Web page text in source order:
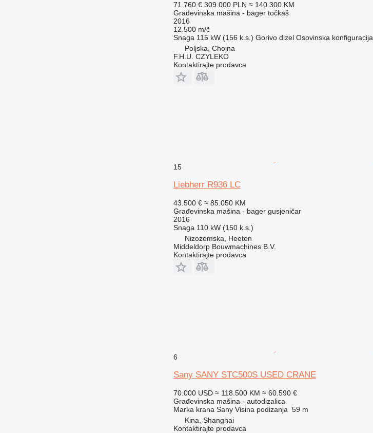
71.760 € 309.000 PLN ≈ 140.300 KM
Građevinska mašina - bager točkaš
2016
12.500 m/č
Snaga 115 kW (156 k.s.) Gorivo dizel Osovinska konfiguracija
Poljska, Chojna
F.H.U. CZYLEKO
Kontaktirajte prodavca
15
Liebherr R936 LC
43.500 € ≈ 85.050 KM
Građevinska mašina - bager gusjeničar
2016
Snaga 110 kW (150 k.s.)
Nizozemska, Heeten
Middeldorp Bouwmachines B.V.
Kontaktirajte prodavca
6
Sany SANY STC500S USED CRANE
70.000 USD ≈ 118.500 KM ≈ 60.590 €
Građevinska mašina - autodizalica
Marka krana Sany Visina podizanja 59 m
Kina, Shanghai
Kontaktirajte prodavca